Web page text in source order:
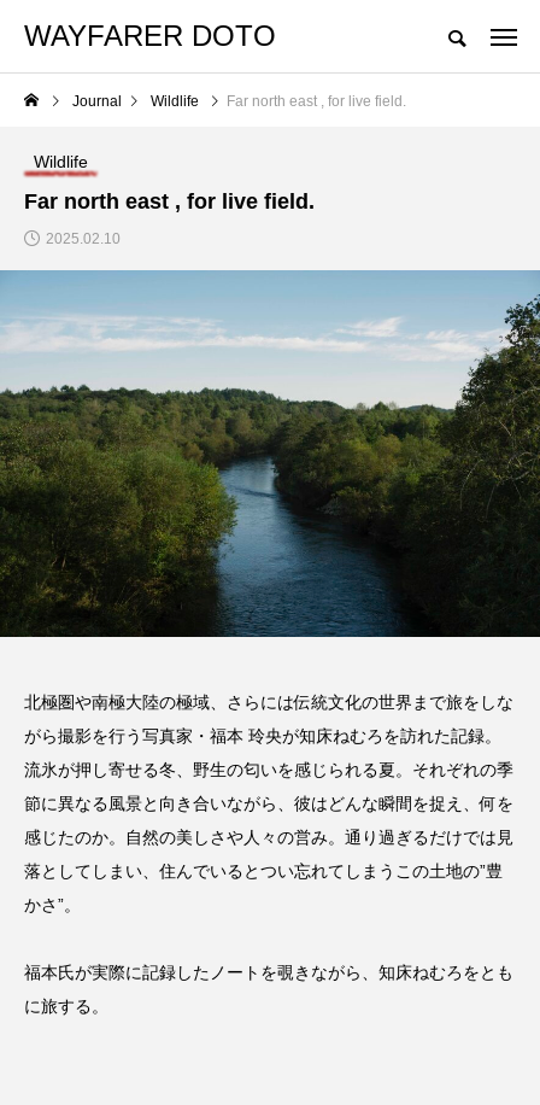
WAYFARER DOTO
Journal Wildlife Far north east , for live field.
Wildlife
Far north east , for live field.
2025.02.10
北極圏や南極大陸の極域、さらには伝統文化の世界まで旅をしな
がら撮影を行う写真家・福本 玲央が知床ねむろを訪れた記録。
流氷が押し寄せる冬、野生の匂いを感じられる夏。それぞれの季
節に異なる風景と向き合いながら、彼はどんな瞬間を捉え、何を
感じたのか。自然の美しさや人々の営み。通り過ぎるだけでは見
落としてしまい、住んでいるとつい忘れてしまうこの土地の”豊
かさ”。
福本氏が実際に記録したノートを覗きながら、知床ねむろをとも
に旅する。